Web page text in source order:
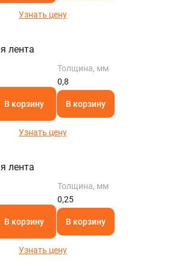
Узнать цену
лента
Толщина, мм
0,8
В корзину В корзину
Узнать цену
лента
Толщина, мм
0,25
В корзину В корзину
Узнать цену